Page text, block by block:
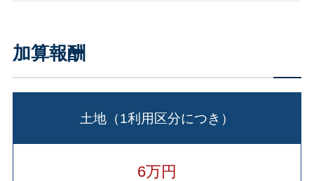
加算報酬
土地（1利用区分につき）
6万円